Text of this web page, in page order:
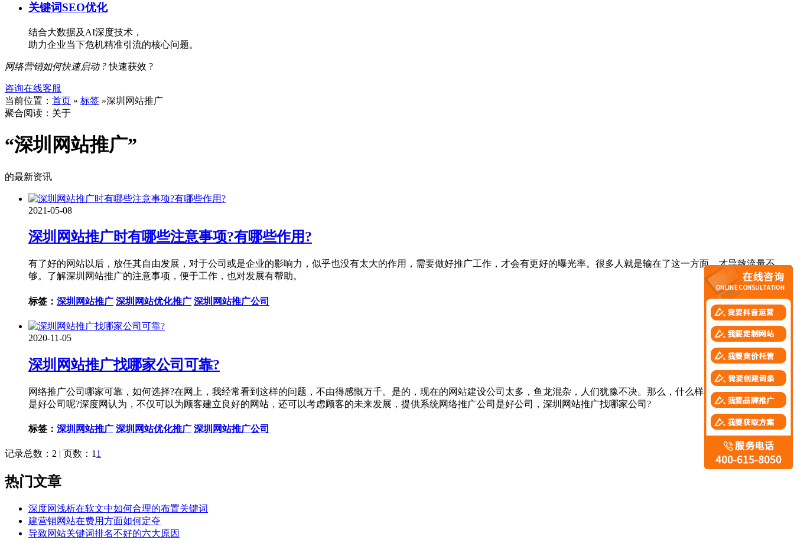
关键词SEO优化
结合大数据及AI深度技术，
助力企业当下危机精准引流的核心问题。
网络营销如何快速启动 ?快速获效 ?
咨询在线客服
当前位置： 首页 » 标签 »深圳网站推广
聚合阅读：关于
“深圳网站推广”
的最新资讯
2021-05-08
深圳网站推广时有哪些注意事项?有哪些作用?
有了好的网站以后，放任其自由发展，对于公司或是企业的影响力，似乎也没有太大的作用，需要做好推广工作，才会有更好的曝光率。很多人就是输在了这一方面，才导致流量不
够。了解深圳网站推广的注意事项，便于工作，也对发展有帮助。
标签： 深圳网站推广 深圳网站优化推广 深圳网站推广公司
2020-11-05
深圳网站推广找哪家公司可靠?
网络推广公司哪家可靠，如何选择?在网上，我经常看到这样的问题，不由得感慨万千。是的，现在的网站建设公司太多，鱼龙混杂，人们犹豫不决。那么，什么样的深圳网络推广公司
是好公司呢?深度网认为，不仅可以为顾客建立良好的网站，还可以考虑顾客的未来发展，提供系统网络推广公司是好公司，深圳网站推广找哪家公司?
标签： 深圳网站推广 深圳网站优化推广 深圳网站推广公司
记录总数：2 | 页数：1 1
热门文章
深度网浅析在软文中如何合理的布置关键词
建营销网站在费用方面如何定夺
导致网站关键词排名不好的六大原因